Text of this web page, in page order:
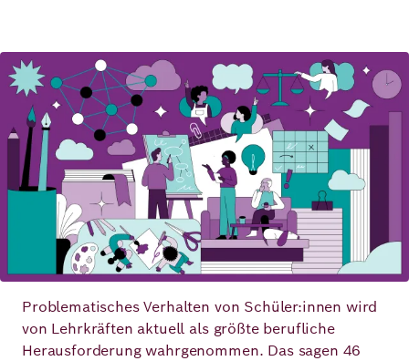
Presse
Publikationen
Veranstaltungen
Robert
Bosch
Academy
Initiativen
und
Einrichtungen
Klimawandel
Migration
Ukraine
Bild
Problematisches Verhalten von Schüler:innen wird
von Lehrkräften aktuell als größte berufliche
Herausforderung wahrgenommen. Das sagen 46